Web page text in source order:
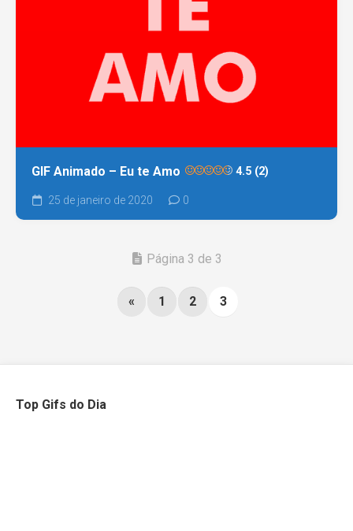
GIF Animado – Eu te Amo 4.5 (2)
25 de janeiro de 2020 0
Página 3 de 3
« 1 2 3
Top Gifs do Dia